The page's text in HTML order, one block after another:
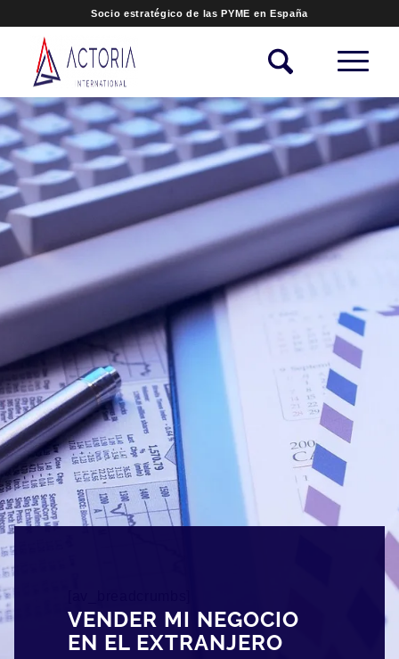
Socio estratégico de las PYME en España
VENDER MI NEGOCIO
EN EL EXTRANJERO